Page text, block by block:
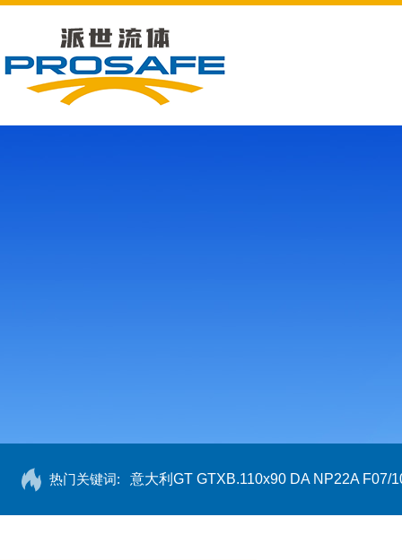
热门关键词: 意大利GT GTXB.110x90 DA NP22A F07/